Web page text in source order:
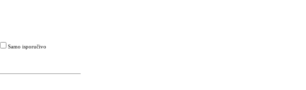
Samo isporučivo